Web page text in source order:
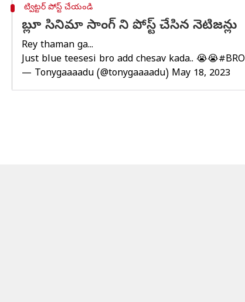
ట్విట్టర్ పోస్ట్ చేయండి
బ్లూ సినిమా సాంగ్ ని పోస్ట్ చేసిన నెటిజన్లు
Rey thaman ga...
Just blue teesesi bro add chesav kada.. 😭😭#BRO
— Tonygaaaadu (@tonygaaaadu) May 18, 2023